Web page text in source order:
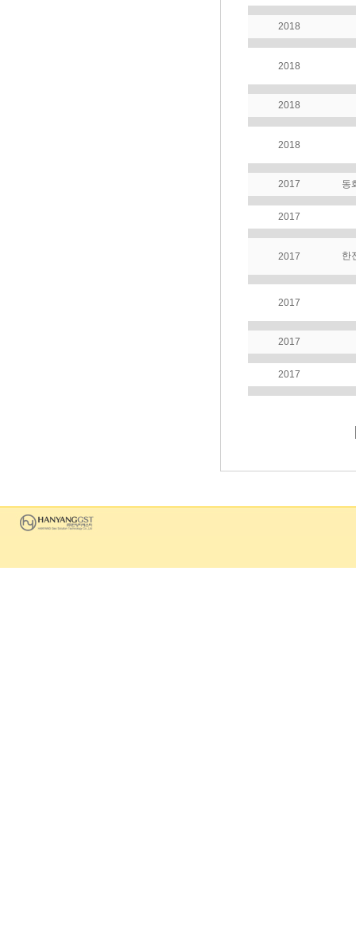
2018
2018
2018
2018
2017 동
2017
2017 한
2017
2017
2017